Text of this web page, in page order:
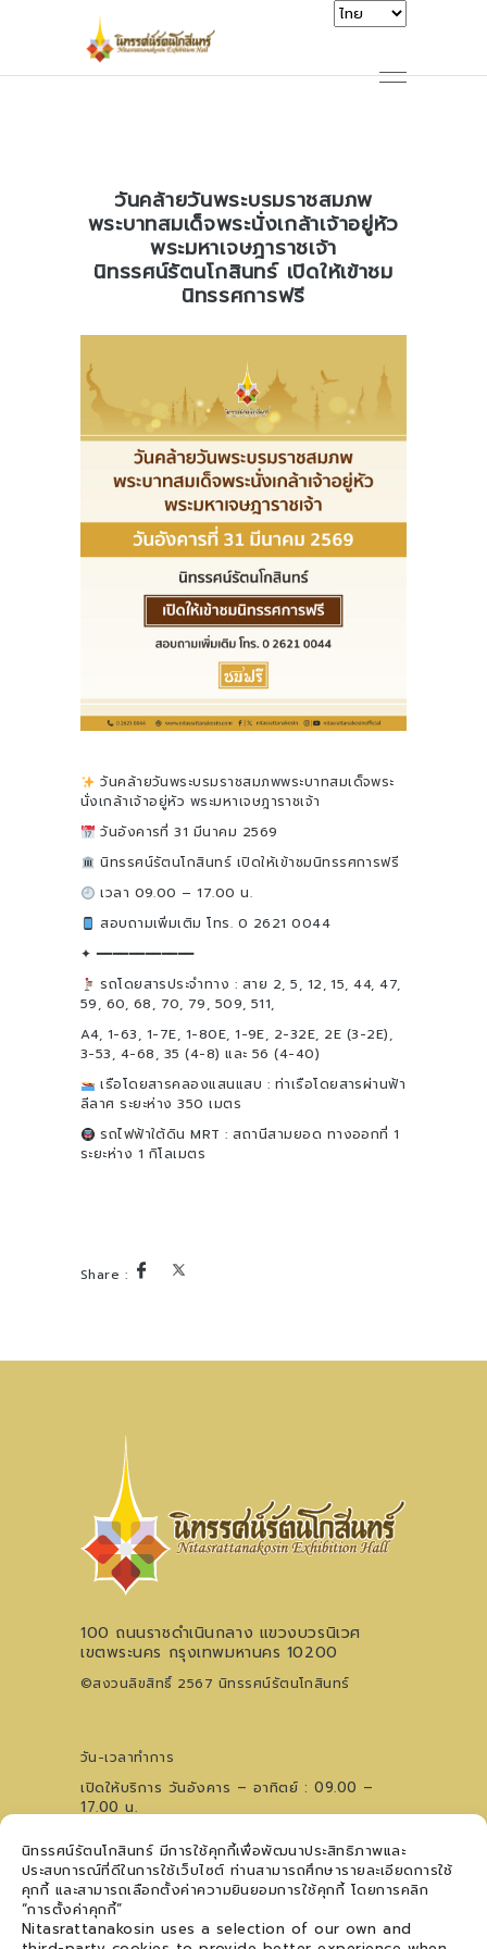
นิทรรศน์รัตนโกสินทร์ มีการใช้คุกกี้เพื่อพัฒนาประสิทธิภาพและ
ประสบการณ์ที่ดีในการใช้เว็บไซต์ ท่านสามารถศึกษารายละเอียดการใช้
คุกกี้ และสามารถเลือกตั้งค่าความยินยอมการใช้คุกกี้ โดยการคลิก
“การตั้งค่าคุกกี้”
Nitasrattanakosin uses a selection of our own and
วันคล้ายวันพระบรมราชสมภพ
พระบาทสมเด็จพระนั่งเกล้าเจ้าอยู่หัว
พระมหาเจษฎาราชเจ้า
นิทรรศน์รัตนโกสินทร์ เปิดให้เข้าชม
นิทรรศการฟรี
วันคล้ายวันพระบรมราชสมภพพระบาทสมเด็จพระ
นั่งเกล้าเจ้าอยู่หัว พระมหาเจษฎาราชเจ้า
วันอังคารที่ 31 มีนาคม 2569
นิทรรศน์รัตนโกสินทร์ เปิดให้เข้าชมนิทรรศการฟรี
เวลา 09.00 – 17.00 น.
สอบถามเพิ่มเติม โทร. 0 2621 0044
✦ ━━━━━━━━━━━━
รถโดยสารประจำทาง : สาย 2, 5, 12, 15, 44, 47,
59, 60, 68, 70, 79, 509, 511,
A4, 1-63, 1-7E, 1-80E, 1-9E, 2-32E, 2E (3-2E),
3-53, 4-68, 35 (4-8) และ 56 (4-40)
เรือโดยสารคลองแสนแสบ : ท่าเรือโดยสารผ่านฟ้า
ลีลาศ ระยะห่าง 350 เมตร
รถไฟฟ้าใต้ดิน MRT : สถานีสามยอด ทางออกที่ 1
ระยะห่าง 1 กิโลเมตร
100 ถนนราชดำเนินกลาง แขวงบวรนิเวศ
เขตพระนคร กรุงเทพมหานคร 10200
©สงวนลิขสิทธิ์ 2567 นิทรรศน์รัตนโกสินทร์
วัน-เวลาทำการ
เปิดให้บริการ วันอังคาร – อาทิตย์ : 09.00 –
17.00 น.
โทรศัพท์0 2621 0044
สอบถามเวทีการแสดงฯ 09 5476 5868
ติดตามข่าวสาร